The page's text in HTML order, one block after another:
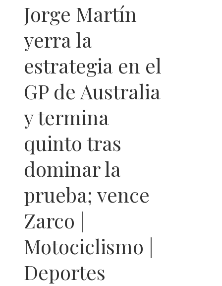
Jorge Martín
yerra la
estrategia en el
GP de Australia
y termina
quinto tras
dominar la
prueba; vence
Zarco |
Motociclismo |
Deportes